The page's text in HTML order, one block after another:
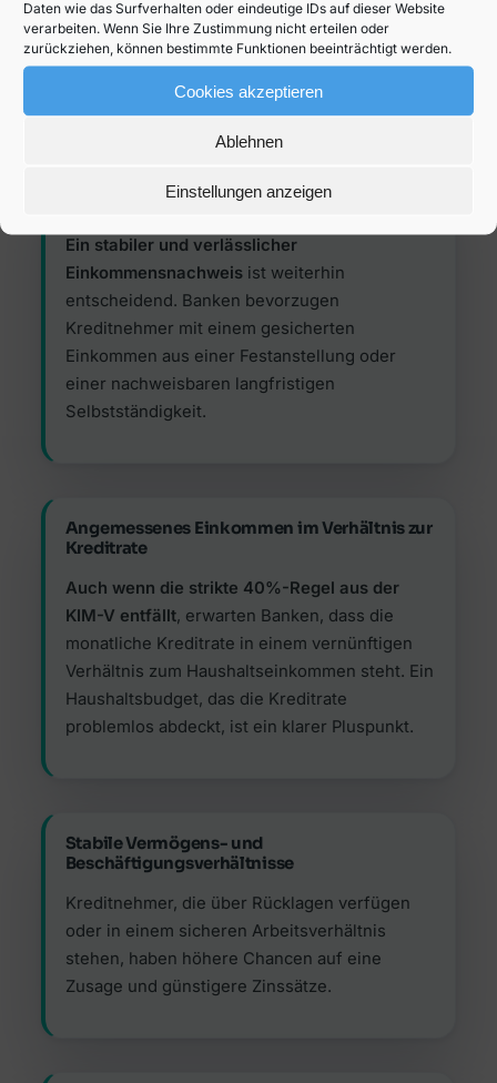
Daten wie das Surfverhalten oder eindeutige IDs auf dieser Website
verarbeiten. Wenn Sie Ihre Zustimmung nicht erteilen oder
zurückziehen, können bestimmte Funktionen beeinträchtigt werden.
Cookies akzeptieren
Ablehnen
Einstellungen anzeigen
grundlegende Voraussetzungen achten, bevor sie
einen Kredit vergeben. Um gute Chancen auf eine
Finanzierung zu haben, sollten Kreditnehmer
folgende Kriterien erfüllen:
Ein stabiler und verlässlicher
Einkommensnachweisist weiterhin
entscheidend. Banken bevorzugen
Kreditnehmer mit einem gesicherten
Einkommen aus einer Festanstellung oder
einer nachweisbaren langfristigen
Selbstständigkeit.
Angemessenes Einkommen im Verhältnis zur
Kreditrate
Auch wenn die strikte 40%-Regel aus der
KIM-V entfällt, erwarten Banken, dass die
monatliche Kreditrate in einem vernünftigen
Verhältnis zum Haushaltseinkommen steht. Ein
Haushaltsbudget, das die Kreditrate
problemlos abdeckt, ist ein klarer Pluspunkt.
Stabile Vermögens- und
Beschäftigungsverhältnisse
Kreditnehmer, die über Rücklagen verfügen
oder in einem sicheren Arbeitsverhältnis
stehen, haben höhere Chancen auf eine
Zusage und günstigere Zinssätze.